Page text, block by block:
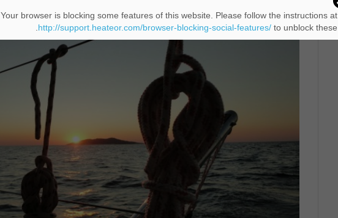
Your browser is blocking some features of this website. Please follow the instructions at
http://support.heateor.com/browser-blocking-social-features/to unblock these.